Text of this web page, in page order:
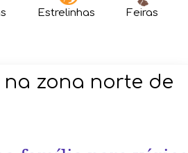
Estrelinhas Feiras
zona norte de